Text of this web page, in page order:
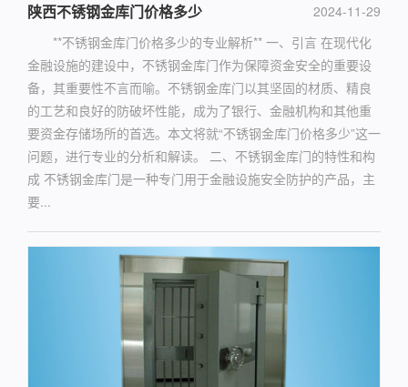
2024-11-29
陕西不锈钢金库门价格多少
**不锈钢金库门价格多少的专业解析** 一、引言 在现代化
金融设施的建设中，不锈钢金库门作为保障资金安全的重要设
备，其重要性不言而喻。不锈钢金库门以其坚固的材质、精良
的工艺和良好的防破坏性能，成为了银行、金融机构和其他重
要资金存储场所的首选。本文将就“不锈钢金库门价格多少”这一
问题，进行专业的分析和解读。 二、不锈钢金库门的特性和构
成 不锈钢金库门是一种专门用于金融设施安全防护的产品，主
要...